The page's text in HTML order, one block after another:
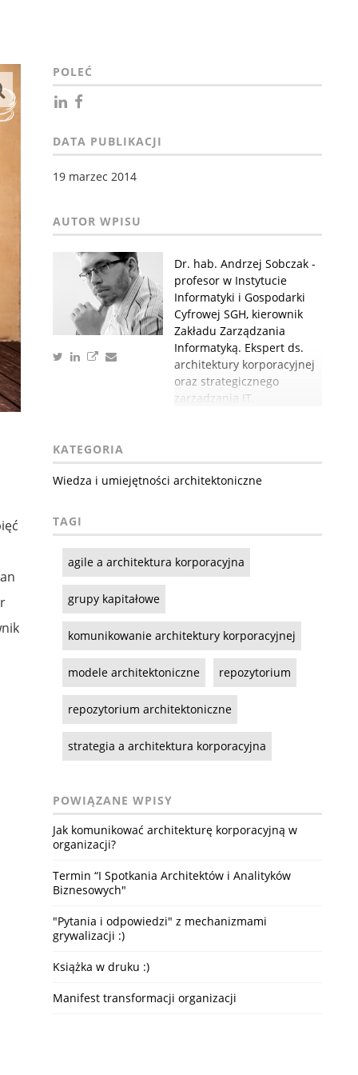
POLEĆ
DATA PUBLIKACJI
19 marzec 2014
Dr. hab. Andrzej Sobczak -
profesor w Instytucie
Informatyki i Gospodarki
Cyfrowej SGH, kierownik
Zakładu Zarządzania
Informatyką. Ekspert ds.
architektury korporacyjnej
oraz strategicznego
zarządzania IT.
KATEGORIA
Wiedza i umiejętności architektoniczne
TAGI
agile a architektura korporacyjna
grupy kapitałowe
komunikowanie architektury korporacyjnej
modele architektoniczne repozytorium
repozytorium architektoniczne
strategia a architektura korporacyjna
POWIĄZANE WPISY
Jak komunikować architekturę korporacyjną w
organizacji?
Termin “I Spotkania Architektów i Analityków
Biznesowych"
"Pytania i odpowiedzi" z mechanizmami
grywalizacji :)
Książka w druku :)
Manifest transformacji organizacji